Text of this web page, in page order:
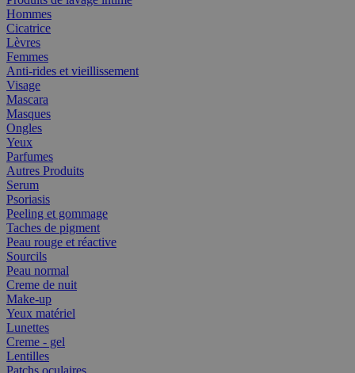
Hommes
Cicatrice
Lèvres
Femmes
Anti-rides et vieillissement
Visage
Mascara
Masques
Ongles
Yeux
Parfumes
Autres Produits
Serum
Psoriasis
Peeling et gommage
Taches de pigment
Peau rouge et réactive
Sourcils
Peau normal
Creme de nuit
Make-up
Yeux matériel
Lunettes
Creme - gel
Lentilles